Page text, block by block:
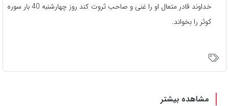
خداوند قادر متعال او را غنی و صاحب ثروت کند روز چهارشنبه 40 بار سوره
کوثر را بخواند.
مشاهده بیشتر